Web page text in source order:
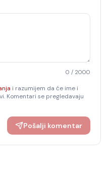
0 / 2000
i razumijem da će ime i
Komentari se pregledavaju
Pošalji komentar